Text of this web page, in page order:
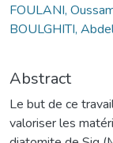
FOULANI,
BOULGHITI,
Abstract
Le but de ce
valoriser les